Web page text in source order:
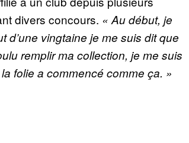
divers concours. « Au début, je
d’une vingtaine je me suis dit que
remplir ma collection, je me suis
folie a commencé comme ça. »